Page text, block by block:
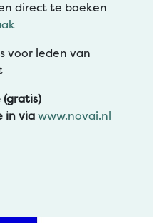
direct te boeken
voor leden van
(gratis)
in via www.novai.nl